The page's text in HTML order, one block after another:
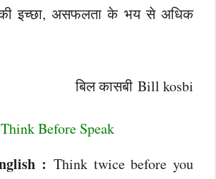
इच्छा, असफलता के भय से अधिक
बिल कासबी Bill kosbi
Think Before Speak
: Think twice before you